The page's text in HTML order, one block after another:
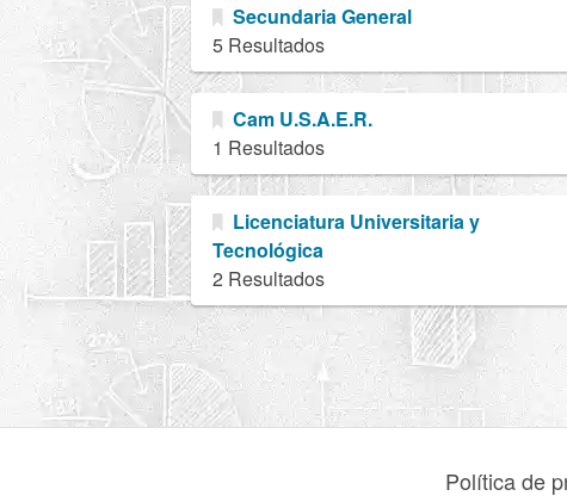
Secundaria General
5 Resultados
Cam U.S.A.E.R.
1 Resultados
Licenciatura Universitaria y
Tecnológica
2 Resultados
Política de